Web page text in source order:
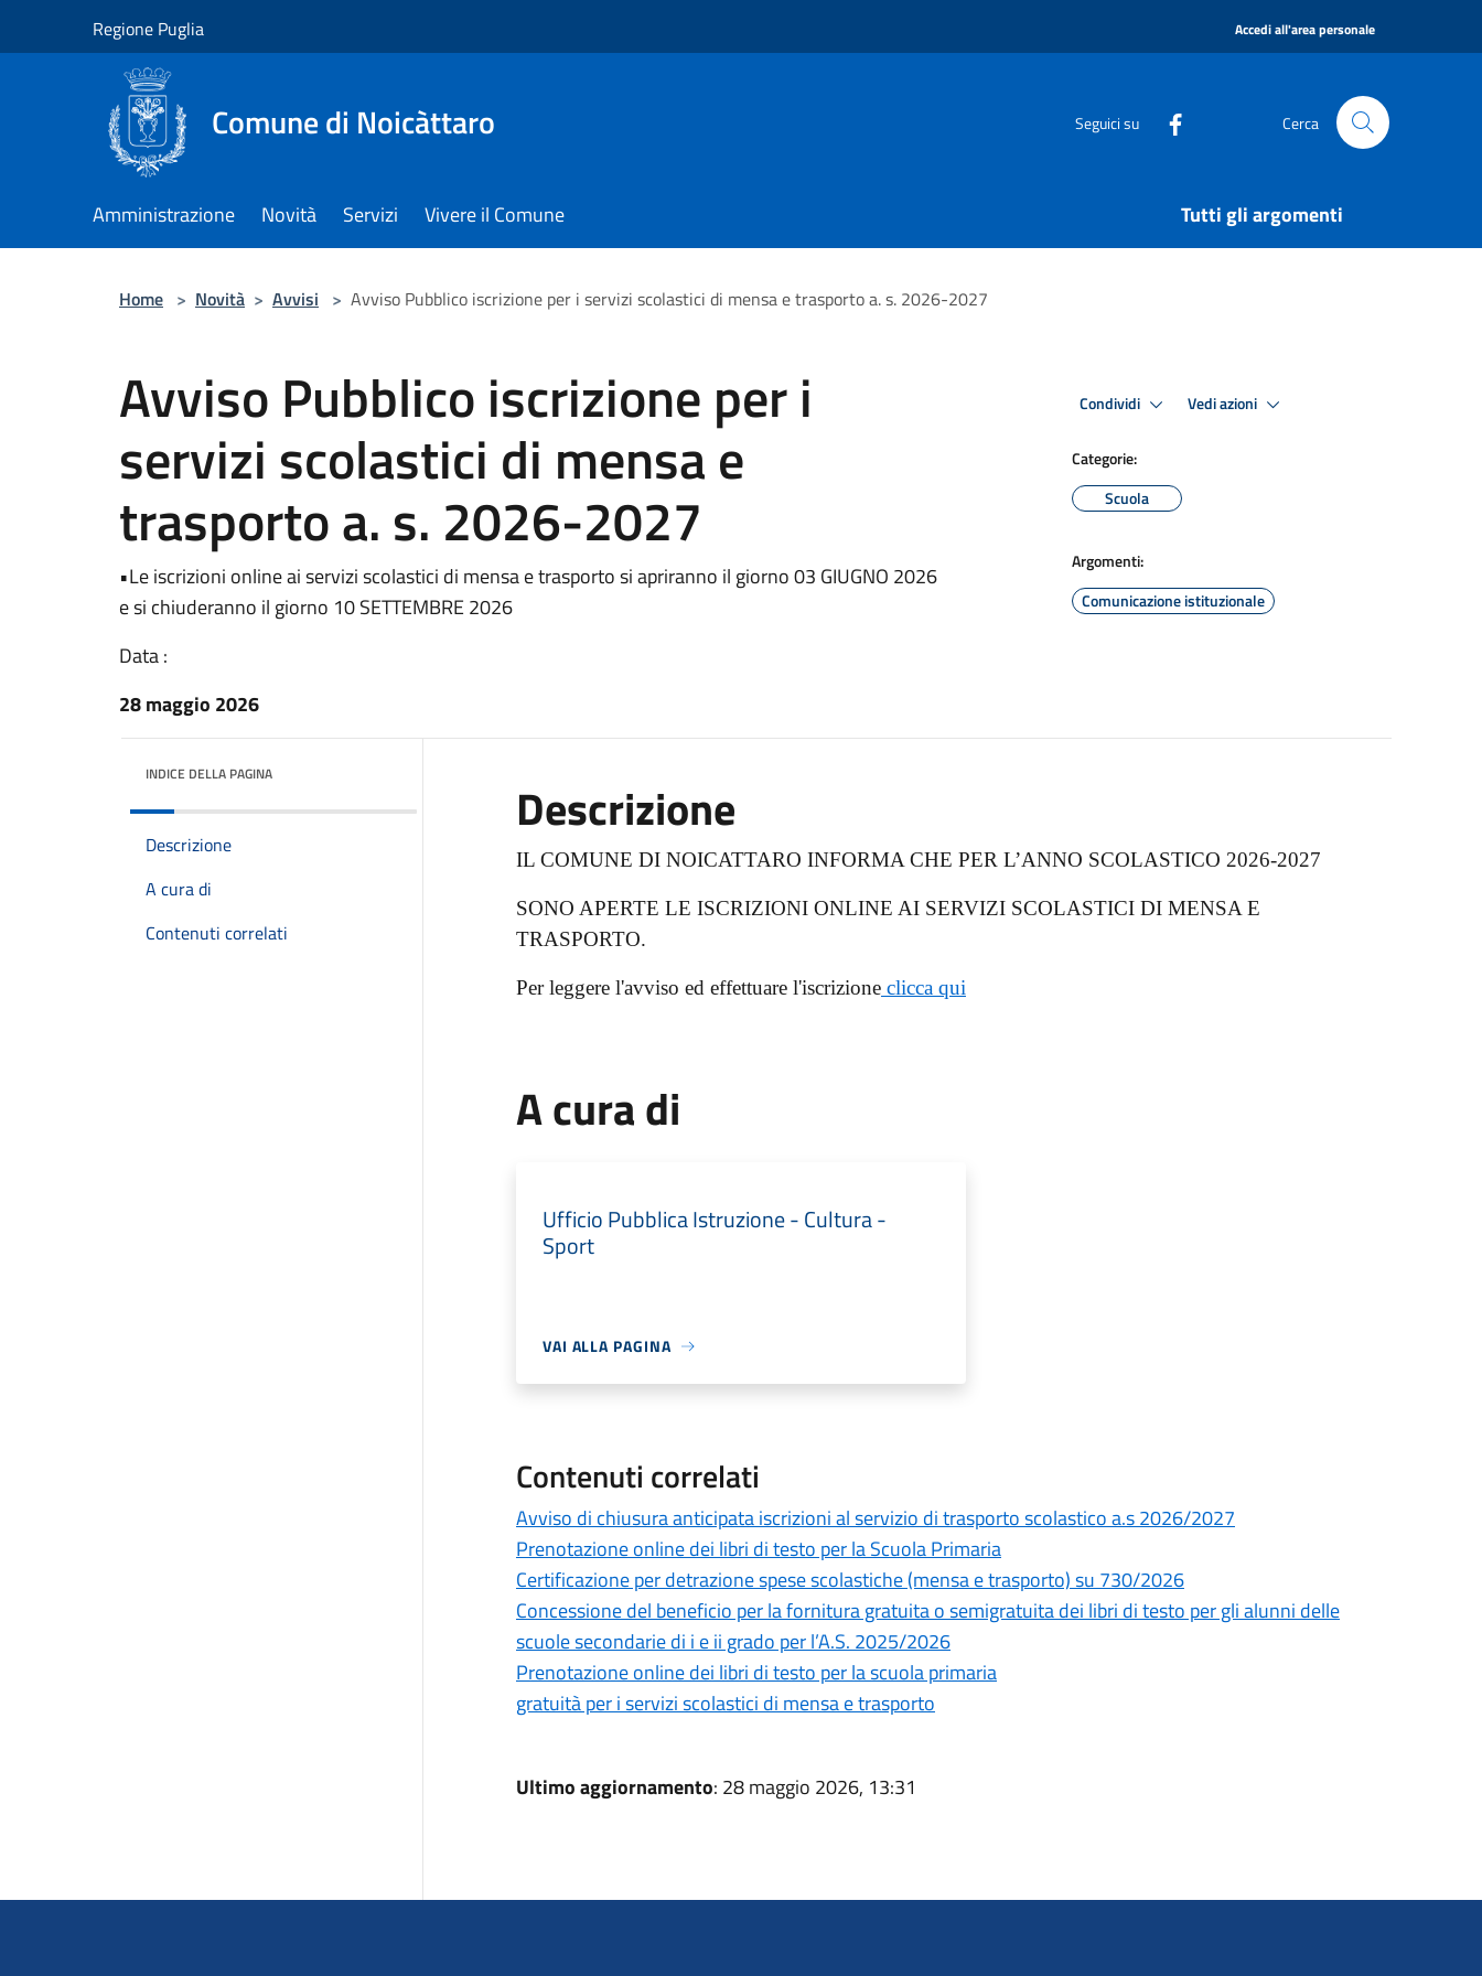
Regione Puglia Accedi all'area personale
Comune di Noicàttaro Seguici su Cerca
Amministrazione Novità Servizi Vivere il Comune Tutti gli argomenti
Home > Novità > Avvisi > Avviso Pubblico iscrizione per i servizi scolastici di mensa e trasporto a. s. 2026-2027
Avviso Pubblico iscrizione per i
servizi scolastici di mensa e
trasporto a. s. 2026-2027
•Le iscrizioni online ai servizi scolastici di mensa e trasporto si apriranno il giorno 03 GIUGNO 2026
e si chiuderanno il giorno 10 SETTEMBRE 2026
Data :
28 maggio 2026
Condividi Vedi azioni
Categorie:
Scuola
Argomenti:
Comunicazione istituzionale
INDICE DELLA PAGINA
Descrizione
A cura di
Contenuti correlati
Descrizione
IL COMUNE DI NOICATTARO INFORMA CHE PER L’ANNO SCOLASTICO 2026-2027
SONO APERTE LE ISCRIZIONI ONLINE AI SERVIZI SCOLASTICI DI MENSA E
TRASPORTO.
Per leggere l'avviso ed effettuare l'iscrizioneclicca qui
A cura di
Ufficio Pubblica Istruzione - Cultura -
Sport
VAI ALLA PAGINA
Contenuti correlati
Avviso di chiusura anticipata iscrizioni al servizio di trasporto scolastico a.s 2026/2027
Prenotazione online dei libri di testo per la Scuola Primaria
Certificazione per detrazione spese scolastiche (mensa e trasporto) su 730/2026
Concessione del beneficio per la fornitura gratuita o semigratuita dei libri di testo per gli alunni delle
scuole secondarie di i e ii grado per l’A.S. 2025/2026
Prenotazione online dei libri di testo per la scuola primaria
gratuità per i servizi scolastici di mensa e trasporto
Ultimo aggiornamento: 28 maggio 2026, 13:31